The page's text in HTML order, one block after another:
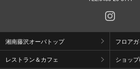
湘南藤沢オーパトップ フロア
レストラン＆カフェ ショッ